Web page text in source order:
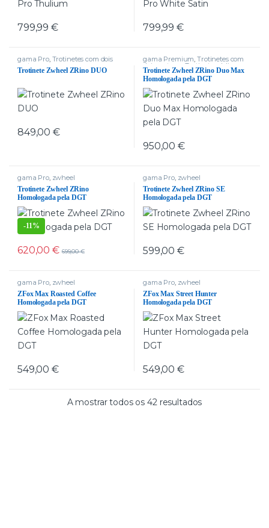
799,99€ 799,99€
gama Pro, Trotinetes com dois
motores
Trotinete Zwheel ZRino DUO
849,00€
gama Premium,Trotinetes com
dois motores,Trotinetes delivery
zwheel
Trotinete Zwheel ZRino Duo Max
Homologada pela DGT
950,00€
gama Pro, zwheel
Trotinete Zwheel ZRino
Homologada pela DGT
-11%
620,00€ 699,00€
gama Pro, zwheel
Trotinete Zwheel ZRino SE
Homologada pela DGT
599,00€
gama Pro, zwheel
ZFox Max Roasted Coffee
Homologada pela DGT
549,00€
gama Pro, zwheel
ZFox Max Street Hunter
Homologada pela DGT
549,00€
A mostrar todos os 42 resultados